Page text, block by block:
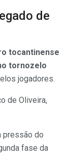
de
tocantinense
tornozelo
jogadores.
de Oliveira,
pressão do
fase da